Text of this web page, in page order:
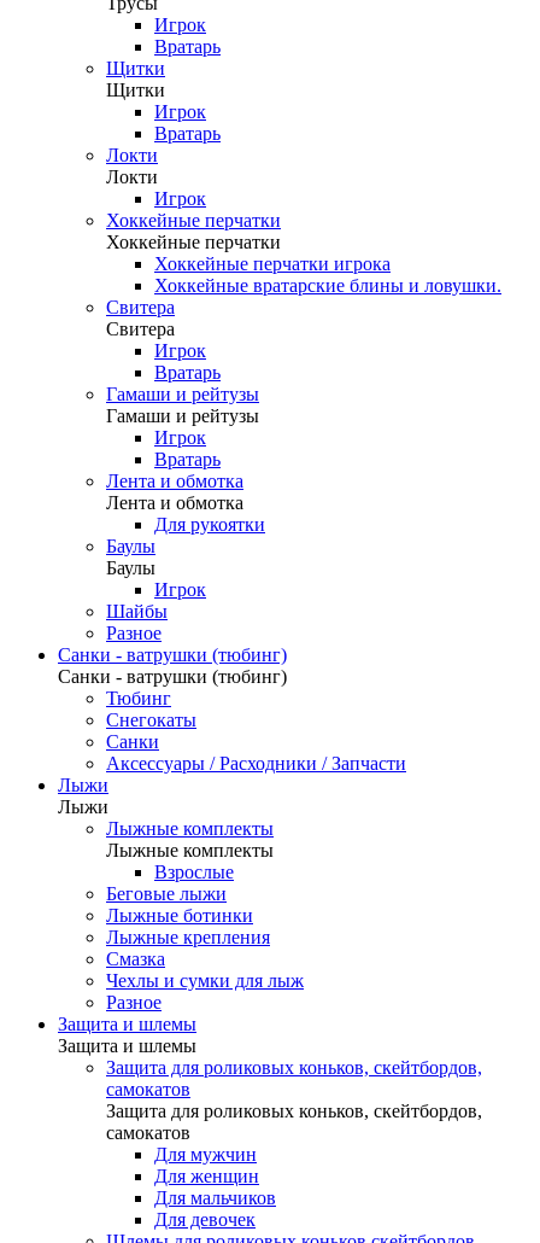
Игрок
Вратарь
Щитки
Щитки
Игрок
Вратарь
Локти
Локти
Игрок
Хоккейные перчатки
Хоккейные перчатки
Хоккейные перчатки игрока
Хоккейные вратарские блины и ловушки.
Свитера
Свитера
Игрок
Вратарь
Гамаши и рейтузы
Гамаши и рейтузы
Игрок
Вратарь
Лента и обмотка
Лента и обмотка
Для рукоятки
Баулы
Баулы
Игрок
Шайбы
Разное
Санки - ватрушки (тюбинг)
Санки - ватрушки (тюбинг)
Тюбинг
Снегокаты
Санки
Аксессуары / Расходники / Запчасти
Лыжи
Лыжи
Лыжные комплекты
Лыжные комплекты
Взрослые
Беговые лыжи
Лыжные ботинки
Лыжные крепления
Смазка
Чехлы и сумки для лыж
Разное
Защита и шлемы
Защита и шлемы
Защита для роликовых коньков, скейтбордов,
самокатов
Защита для роликовых коньков, скейтбордов,
самокатов
Для мужчин
Для женщин
Для мальчиков
Для девочек